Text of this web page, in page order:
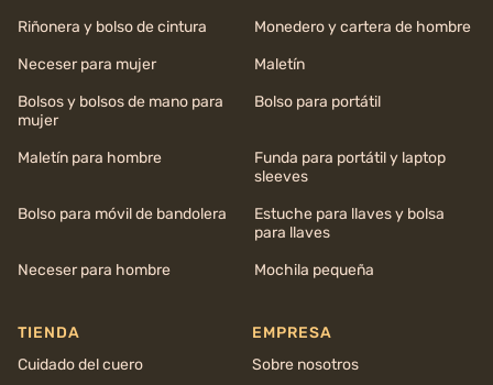
Riñonera y bolso de cintura
Monedero y cartera de hombre
Neceser para mujer
Maletín
Bolsos y bolsos de mano para
mujer
Bolso para portátil
Maletín para hombre
Funda para portátil y laptop
sleeves
Bolso para móvil de bandolera
Estuche para llaves y bolsa
para llaves
Neceser para hombre
Mochila pequeña
TIENDA
Cuidado del cuero
EMPRESA
Sobre nosotros